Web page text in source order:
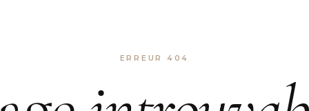
ERREUR 404